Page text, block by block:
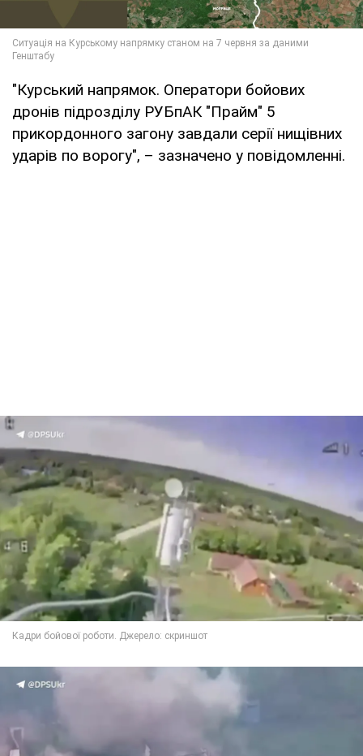
"Курський напрямок. Оператори бойових
дронів підрозділу РУБпАК "Прайм" 5
прикордонного загону завдали серії нищівних
ударів по ворогу", – зазначено у повідомленні.